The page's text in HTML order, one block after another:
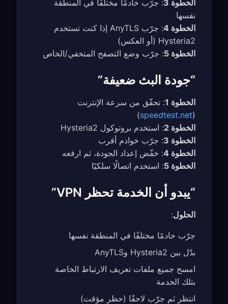
الخطوة 3
: جرّب خادمًا مختلفًا في المنطقة
نفسها
الخطوة 4
: جرّب AnyTLS إذا كنت تستخدم
Hysteria2 (أو العكس)
الخطوة 5
: جرّب وضع التصفح المتخفي/الخاص
“جودة البث ضعيفة”
الخطوة 1
: تحقّق من سرعة الإنترنت
(
speedtest.net
)
الخطوة 2
: استخدم بروتوكول Hysteria2
الخطوة 3
: جرّب خوادم أقرب
الخطوة 4
: خفّض إعداد الجودة، ثم ارفعه
الخطوة 5
: استخدم اتصالًا سلكيًا
“يبدو أن الخدمة تحظر VPN”
الحلول:
جرّب خادمًا مختلفًا في المنطقة نفسها
بدّل بين Hysteria2 وAnyTLS
امسح جميع ملفات تعريف الارتباط الخاصة
بتلك الخدمة
انتظر ثم جرّب لاحقًا (حظر مؤقت)